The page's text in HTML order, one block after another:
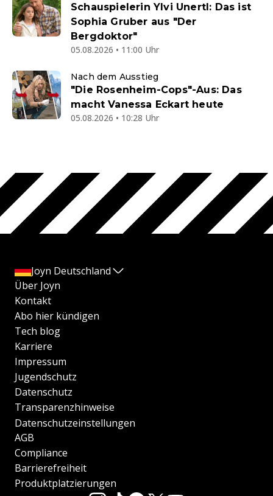
Schauspielerin Ylvi Unertl: Das ist
Sophia Gruber aus "Der
Bergdoktor"
05.08.2026 • 11:00 Uhr
Nach dem Ausstieg
"Die Rosenheim-Cops"-Aus: Das
macht Vanessa Eckart heute
05.08.2026 • 10:28 Uhr
Joyn Deutschland
Über Joyn
Kontakt
Abo hier kündigen
Tech blog
Karriere
Impressum
Jugendschutz
Datenschutz
Transparenzhinweise
Datenschutzeinstellungen
AGB
Compliance
Barrierefreiheit
Produktplatzierungen